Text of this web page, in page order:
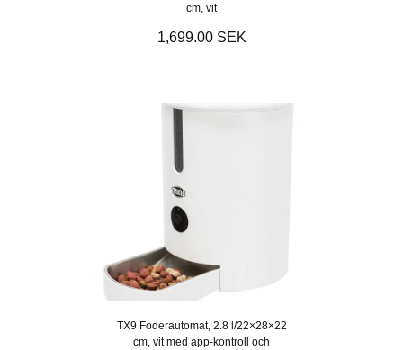
cm, vit
1,699.00 SEK
TX9 Foderautomat, 2.8 l/22×28×22
cm, vit med app-kontroll och